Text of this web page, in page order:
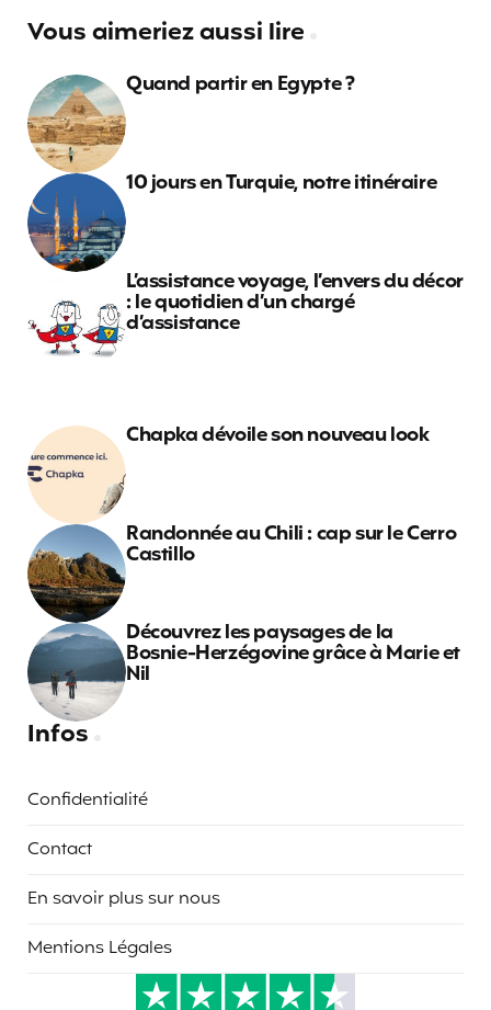
Vous aimeriez aussi lire
Quand partir en Egypte ?
10 jours en Turquie, notre itinéraire
L’assistance voyage, l’envers du décor
: le quotidien d’un chargé
d’assistance
Chapka dévoile son nouveau look
Randonnée au Chili : cap sur le Cerro
Castillo
Découvrez les paysages de la
Bosnie-Herzégovine grâce à Marie et
Nil
Infos
Confidentialité
Contact
En savoir plus sur nous
Mentions Légales